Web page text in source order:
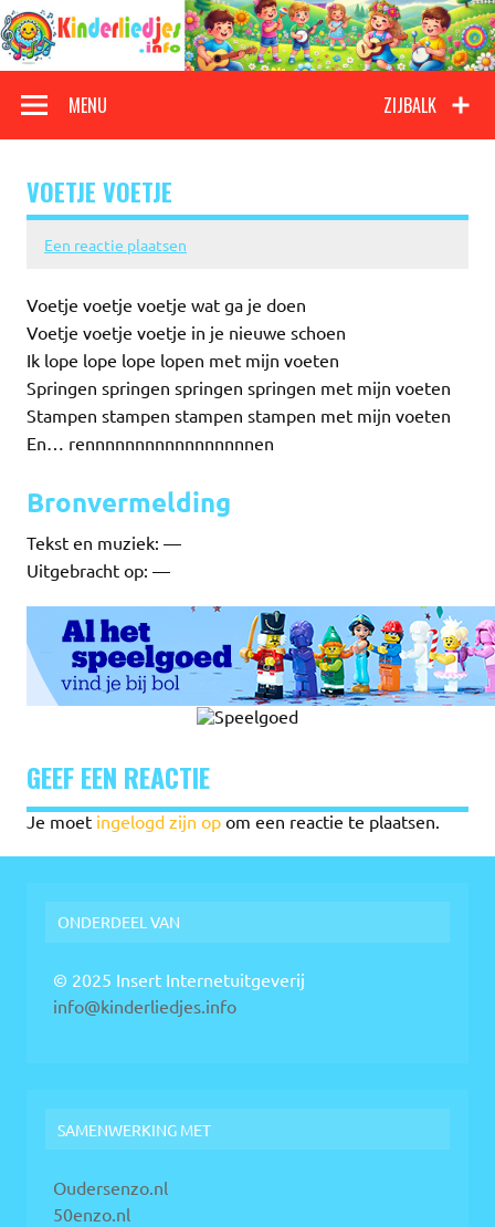
Doorgaan
naar
inhoud
Kinderliedjes
ZIJBALK
MENU
VOETJE VOETJE
Een reactie plaatsen
Voetje voetje voetje wat ga je doen
Voetje voetje voetje in je nieuwe schoen
Ik lope lope lope lopen met mijn voeten
Springen springen springen springen met mijn voeten
Stampen stampen stampen stampen met mijn voeten
En… rennnnnnnnnnnnnnnnnen
Bronvermelding
Tekst en muziek: —
Uitgebracht op: —
GEEF EEN REACTIE
Je moet ingelogd zijn op om een reactie te plaatsen.
ONDERDEEL VAN
© 2025 Insert Internetuitgeverij
info@kinderliedjes.info
SAMENWERKING MET
Oudersenzo.nl
50enzo.nl